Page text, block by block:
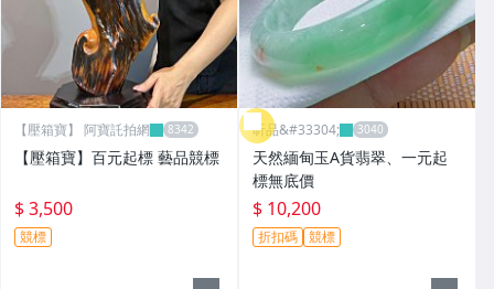
【壓箱寶】 阿寶託拍網
【壓箱寶】百元起標 藝品競標
$ 3,500
競標
昕品&#33304;
天然緬甸玉A貨翡翠、一元起
標無底價
$ 10,200
折扣碼 競標